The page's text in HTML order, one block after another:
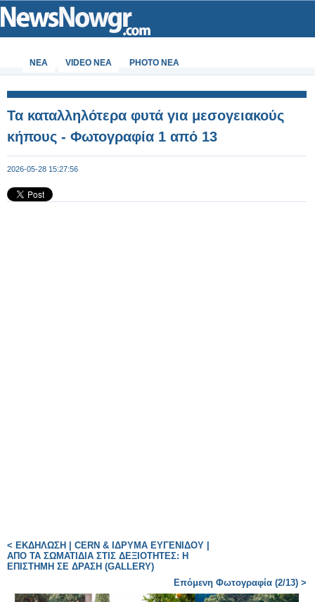
ΝΕΑ VIDEO NEA PHOTO NEA
Τα καταλληλότερα φυτά για μεσογειακούς
κήπους - Φωτογραφία 1 από 13
2026-05-28 15:27:56
< ΕΚΔΗΛΩΣΗ | CERN & ΙΔΡΥΜΑ ΕΥΓΕΝΙΔΟΥ |
ΑΠΟ ΤΑ ΣΩΜΑΤΙΔΙΑ ΣΤΙΣ ΔΕΞΙΟΤΗΤΕΣ: Η
ΕΠΙΣΤΗΜΗ ΣΕ ΔΡΑΣΗ (GALLERY)
Επόμενη Φωτογραφία (2/13) >